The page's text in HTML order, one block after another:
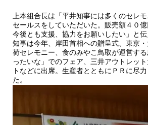
上本組合長は「平井知事には多くのセレ
セールスをしていただいた。販売額４０億
今後とも支援、協力をお願いしたい」と伝
知事は今年、岸田首相への贈呈式、東京
荷セレモニー、食のみやこ鳥取が運営す
ったいな」でのフェア、三井アウトレッ
トなどに出席。生産者とともにＰＲに尽
た。